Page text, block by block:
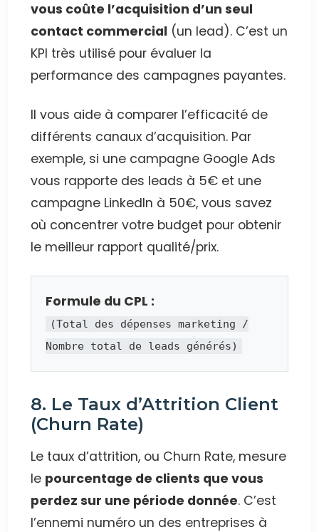
vous coûte l’acquisition d’un seul
contact commercial (un lead). C’est un
KPI très utilisé pour évaluer la
performance des campagnes payantes.
Il vous aide à comparer l’efficacité de
différents canaux d’acquisition. Par
exemple, si une campagne Google Ads
vous rapporte des leads à 5€ et une
campagne LinkedIn à 50€, vous savez
où concentrer votre budget pour obtenir
le meilleur rapport qualité/prix.
Formule du CPL :
(Total des dépenses marketing /
Nombre total de leads générés)
8. Le Taux d’Attrition Client
(Churn Rate)
Le taux d’attrition, ou Churn Rate, mesure
le pourcentage de clients que vous
perdez sur une période donnée. C’est
l’ennemi numéro un des entreprises à